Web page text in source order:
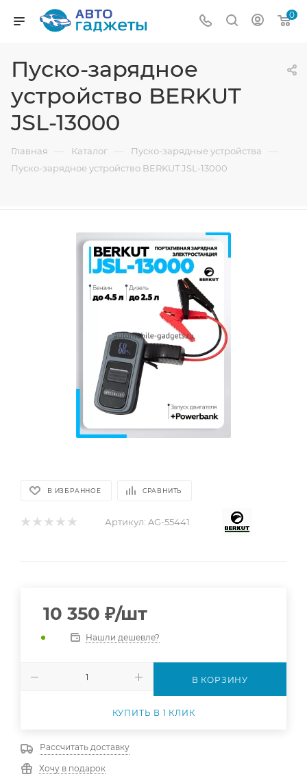
0
Пуско-зарядное
устройство BERKUT
JSL-13000
Главная — Каталог — Пуско-зарядные устройства —
Пуско-зарядное устройство BERKUT JSL-13000
В ИЗБРАННОЕ СРАВНИТЬ
Артикул: AG-55441
10 350 ₽/шт
Нашли дешевле?
В КОРЗИНУ
КУПИТЬ В 1 КЛИК
Рассчитать доставку
Хочу в подарок